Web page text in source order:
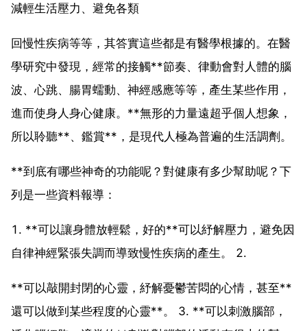
減輕生活壓力、避免各類
回慢性疾病等等，其答實這些都是有醫學根據的。在醫
學研究中發現，經常的接觸**節奏、律動會對人體的腦
波、心跳、腸胃蠕動、神經感應等等，產生某些作用，
進而使身人身心健康。**無形的力量遠超乎個人想象，
所以聆聽**、鑑賞**，是現代人極為普遍的生活調劑。
**到底有哪些神奇的功能呢？對健康有多少幫助呢？下
列是一些資料報導：
1. **可以讓身體放輕鬆，好的**可以紓解壓力，避免因
自律神經緊張失調而導致慢性疾病的產生。 2.
**可以敲開封閉的心靈，紓解憂鬱苦悶的心情，甚至**
還可以做到某些程度的心靈**。 3. **可以刺激腦部，